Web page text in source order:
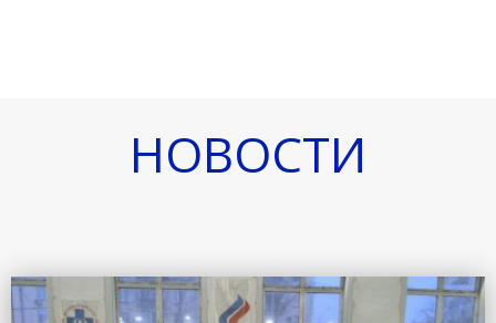
НОВОСТИ